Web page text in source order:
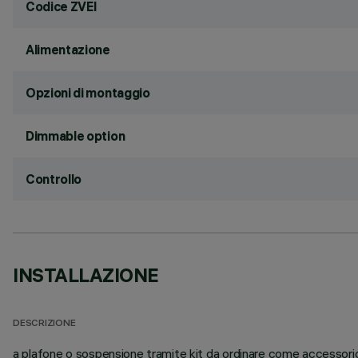
Codice ZVEI
Alimentazione
Opzioni di montaggio
Dimmable option
Controllo
INSTALLAZIONE
DESCRIZIONE
a plafone o sospensione tramite kit da ordinare come